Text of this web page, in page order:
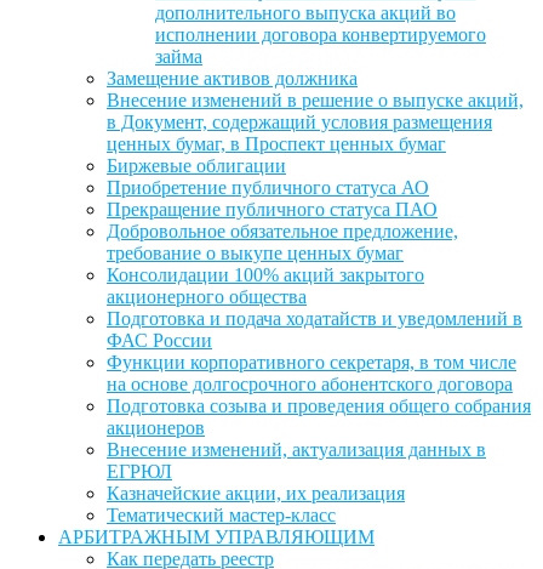
дополнительного выпуска акций во
исполнении договора конвертируемого
займа
Замещение активов должника
Внесение изменений в решение о выпуске акций,
в Документ, содержащий условия размещения
ценных бумаг, в Проспект ценных бумаг
Биржевые облигации
Приобретение публичного статуса АО
Прекращение публичного статуса ПАО
Добровольное обязательное предложение,
требование о выкупе ценных бумаг
Консолидации 100% акций закрытого
акционерного общества
Подготовка и подача ходатайств и уведомлений в
ФАС России
Функции корпоративного секретаря, в том числе
на основе долгосрочного абонентского договора
Подготовка созыва и проведения общего собрания
акционеров
Внесение изменений, актуализация данных в
ЕГРЮЛ
Казначейские акции, их реализация
Тематический мастер-класс
АРБИТРАЖНЫМ УПРАВЛЯЮЩИМ
Как передать реестр